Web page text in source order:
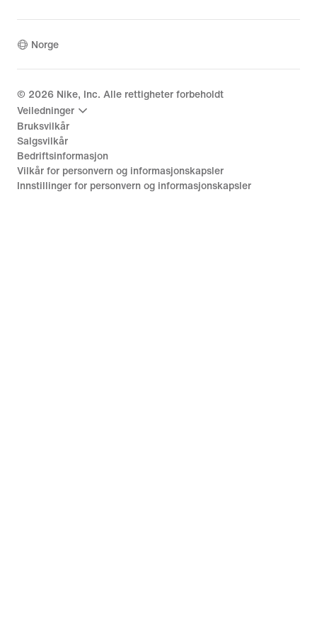
Norge
© 2026 Nike, Inc. Alle rettigheter forbeholdt
Veiledninger
Bruksvilkår
Salgsvilkår
Bedriftsinformasjon
Vilkår for personvern og informasjonskapsler
Innstillinger for personvern og informasjonskapsler